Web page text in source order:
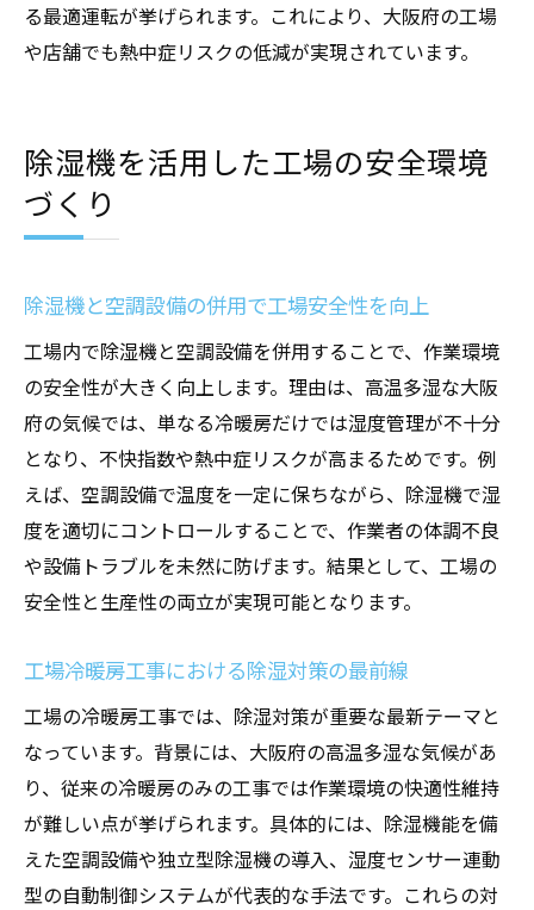
る最適運転が挙げられます。これにより、大阪府の工場
や店舗でも熱中症リスクの低減が実現されています。
除湿機を活用した工場の安全環境
づくり
除湿機と空調設備の併用で工場安全性を向上
工場内で除湿機と空調設備を併用することで、作業環境
の安全性が大きく向上します。理由は、高温多湿な大阪
府の気候では、単なる冷暖房だけでは湿度管理が不十分
となり、不快指数や熱中症リスクが高まるためです。例
えば、空調設備で温度を一定に保ちながら、除湿機で湿
度を適切にコントロールすることで、作業者の体調不良
や設備トラブルを未然に防げます。結果として、工場の
安全性と生産性の両立が実現可能となります。
工場冷暖房工事における除湿対策の最前線
工場の冷暖房工事では、除湿対策が重要な最新テーマと
なっています。背景には、大阪府の高温多湿な気候があ
り、従来の冷暖房のみの工事では作業環境の快適性維持
が難しい点が挙げられます。具体的には、除湿機能を備
えた空調設備や独立型除湿機の導入、湿度センサー連動
型の自動制御システムが代表的な手法です。これらの対